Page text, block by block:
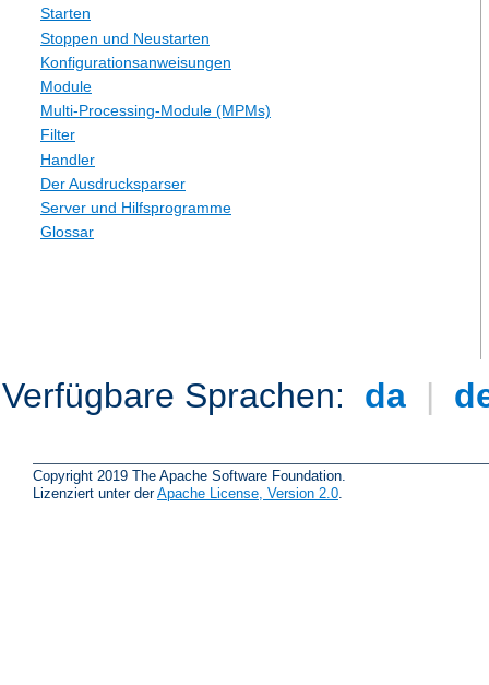
Starten
Stoppen und Neustarten
Konfigurationsanweisungen
Module
Multi-Processing-Module (MPMs)
Filter
Handler
Der Ausdrucksparser
Server und Hilfsprogramme
Glossar
Verfügbare Sprachen: da |
Copyright 2019 The Apache Software Foundation.
Lizenziert unter derApache License, Version 2.0